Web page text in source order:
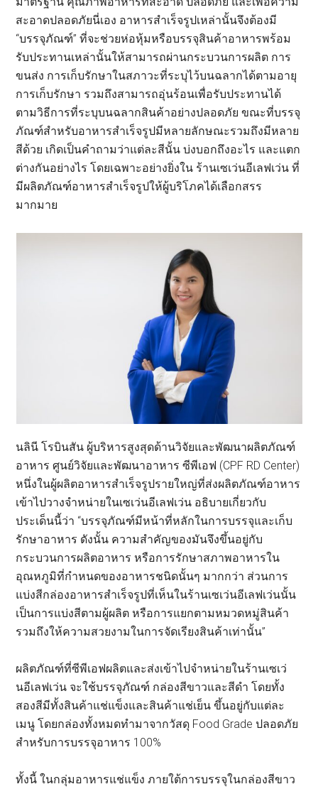
สะอาดปลอดภัยนี่เอง อาหารสำเร็จรูปเหล่านั้นจึงต้องมี
“บรรจุภัณฑ์” ที่จะช่วยห่อหุ้มหรือบรรจุสินค้าอาหารพร้อม
รับประทานเหล่านั้นให้สามารถผ่านกระบวนการผลิต การ
ขนส่ง การเก็บรักษาในสภาวะที่ระบุไว้บนฉลากได้ตามอายุ
การเก็บรักษา รวมถึงสามารถอุ่นร้อนเพื่อรับประทานได้
ตามวิธีการที่ระบุบนฉลากสินค้าอย่างปลอดภัย ขณะที่บรรจุ
ภัณฑ์สำหรับอาหารสำเร็จรูปมีหลายลักษณะรวมถึงมีหลาย
สีด้วย เกิดเป็นคำถามว่าแต่ละสีนั้น บ่งบอกถึงอะไร และแตก
ต่างกันอย่างไร โดยเฉพาะอย่างยิ่งใน ร้านเซเว่นอีเลฟเว่น ที่
มีผลิตภัณฑ์อาหารสำเร็จรูปให้ผู้บริโภคได้เลือกสรร
มากมาย
นลินี โรบินสัน ผู้บริหารสูงสุดด้านวิจัยและพัฒนาผลิตภัณฑ์
อาหาร ศูนย์วิจัยและพัฒนาอาหาร ซีพีเอฟ (CPF RD Center)
หนึ่งในผู้ผลิตอาหารสำเร็จรูปรายใหญ่ที่ส่งผลิตภัณฑ์อาหาร
เข้าไปวางจำหน่ายในเซเว่นอีเลฟเว่น อธิบายเกี่ยวกับ
ประเด็นนี้ว่า “บรรจุภัณฑ์มีหน้าที่หลักในการบรรจุและเก็บ
รักษาอาหาร ดังนั้น ความสำคัญของมันจึงขึ้นอยู่กับ
กระบวนการผลิตอาหาร หรือการรักษาสภาพอาหารใน
อุณหภูมิที่กำหนดของอาหารชนิดนั้นๆ มากกว่า ส่วนการ
แบ่งสีกล่องอาหารสำเร็จรูปที่เห็นในร้านเซเว่นอีเลฟเว่นนั้น
เป็นการแบ่งสีตามผู้ผลิต หรือการแยกตามหมวดหมู่สินค้า
รวมถึงให้ความสวยงามในการจัดเรียงสินค้าเท่านั้น”
ผลิตภัณฑ์ที่ซีพีเอฟผลิตและส่งเข้าไปจำหน่ายในร้านเซเว่
นอีเลฟเว่น จะใช้บรรจุภัณฑ์ กล่องสีขาวและสีดำ โดยทั้ง
สองสีมีทั้งสินค้าแช่แข็งและสินค้าแช่เย็น ขึ้นอยู่กับแต่ละ
เมนู โดยกล่องทั้งหมดทำมาจากวัสดุ Food Grade ปลอดภัย
สำหรับการบรรจุอาหาร 100%
ทั้งนี้ ในกลุ่มอาหารแช่แข็ง ภายใต้การบรรจุในกล่องสีขาว